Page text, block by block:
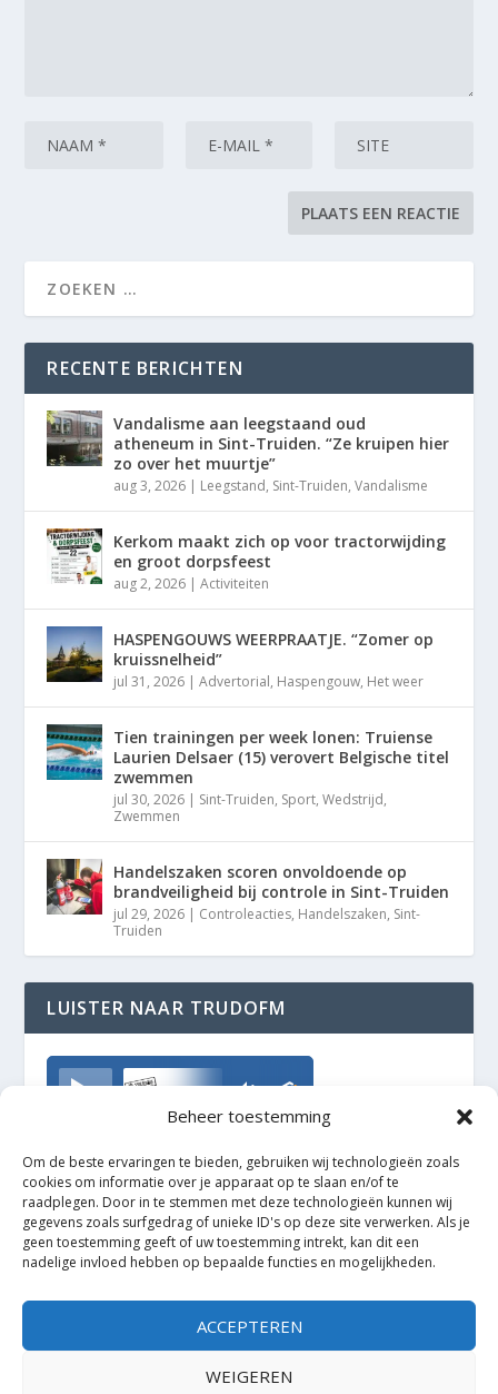
Beheer toestemming
Om de beste ervaringen te bieden, gebruiken wij technologieën zoals
cookies om informatie over je apparaat op te slaan en/of te
raadplegen. Door in te stemmen met deze technologieën kunnen wij
gegevens zoals surfgedrag of unieke ID's op deze site verwerken. Als je
geen toestemming geeft of uw toestemming intrekt, kan dit een
nadelige invloed hebben op bepaalde functies en mogelijkheden.
ACCEPTEREN
WEIGEREN
RECENTE BERICHTEN
Vandalisme aan leegstaand oud
atheneum in Sint-Truiden. “Ze kruipen hier
zo over het muurtje”
aug 3, 2026 | Leegstand, Sint-Truiden,Vandalisme
Kerkom maakt zich op voor tractorwijding
en groot dorpsfeest
aug 2, 2026 |Activiteiten
HASPENGOUWS WEERPRAATJE. “Zomer op
kruissnelheid”
jul 31, 2026 |Advertorial, Haspengouw, Het weer
Tien trainingen per week lonen: Truiense
Laurien Delsaer (15) verovert Belgische titel
zwemmen
jul 30, 2026 | Sint-Truiden, Sport,Wedstrijd,
Zwemmen
Handelszaken scoren onvoldoende op
brandveiligheid bij controle in Sint-Truiden
jul 29, 2026 | Controleacties, Handelszaken, Sint-
Truiden
LUISTER NAAR TRUDOFM
TrudoFM